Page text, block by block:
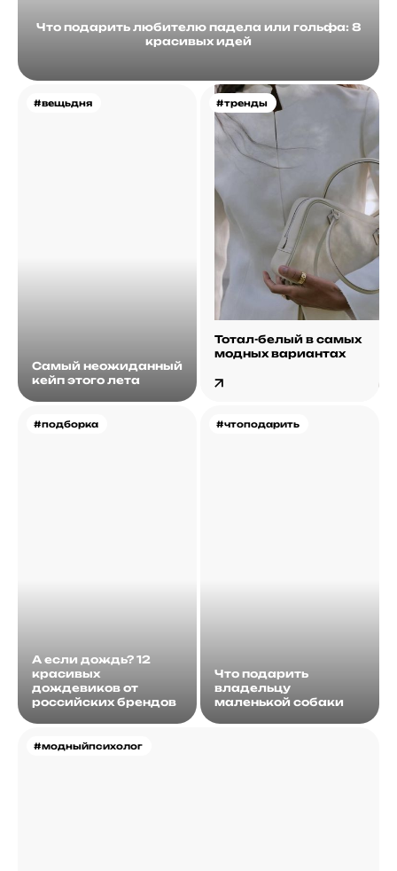
Что подарить любителю падела или гольфа: 8
красивых идей
#вещьдня
Самый неожиданный
кейп этого лета
#тренды
Тотал-белый в самых
модных вариантах
#подборка
А если дождь? 12
красивых
дождевиков от
российских брендов
#модныйпсихолог
#чтоподарить
Что подарить
владельцу
маленькой собаки